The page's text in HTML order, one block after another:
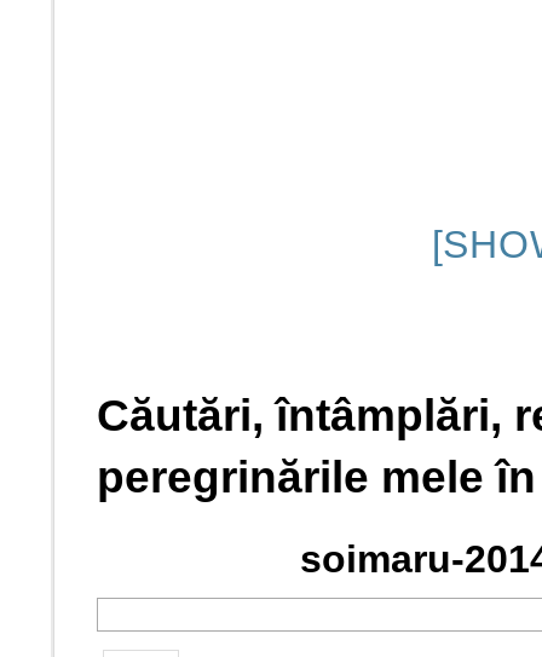
Căutări, întâmplări,
peregrinările mele
soimaru-